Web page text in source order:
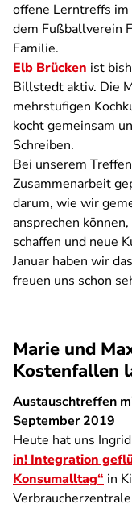
offene Lerntreffs
dem Fußballverein
Familie.
Elb Brücken ist
Billstedt aktiv. Die
mehrstufigen
kocht gemeinsam
Schreiben.
Bei unserem
Zusammenarbeit
darum, wie wir
ansprechen
schaffen und neue
Januar haben wir
freuen uns schon
Marie und
Kostenfallen
Austauschtreffen
September 2019
Heute hat uns
in! Integration
Konsumalltag“ in